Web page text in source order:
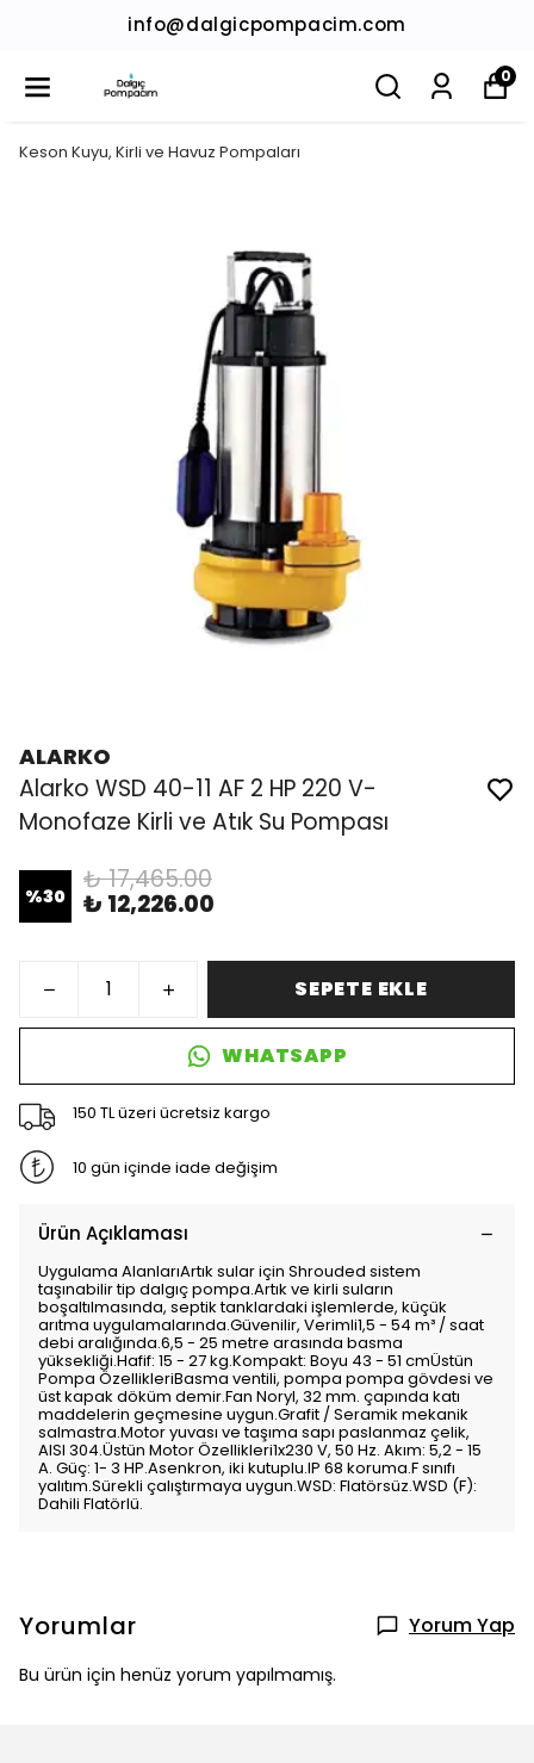
info@dalgicpompacim.com
0
Keson Kuyu, Kirli ve Havuz Pompaları
ALARKO
Alarko WSD 40-11 AF 2 HP 220 V-
Monofaze Kirli ve Atık Su Pompası
%30
₺ 17,465.00
₺ 12,226.00
SEPETE EKLE
WHATSAPP
150 TL üzeri ücretsiz kargo
10 gün içinde iade değişim
Ürün Açıklaması
Uygulama AlanlarıArtık sular için Shrouded sistem
taşınabilir tip dalgıç pompa.Artık ve kirli suların
boşaltılmasında, septik tanklardaki işlemlerde, küçük
arıtma uygulamalarında.Güvenilir, Verimli1,5 - 54 m³ / saat
debi aralığında.6,5 - 25 metre arasında basma
yüksekliği.Hafif: 15 - 27 kg.Kompakt: Boyu 43 - 51 cmÜstün
Pompa ÖzellikleriBasma ventili, pompa pompa gövdesi ve
üst kapak döküm demir.Fan Noryl, 32 mm. çapında katı
maddelerin geçmesine uygun.Grafit / Seramik mekanik
salmastra.Motor yuvası ve taşıma sapı paslanmaz çelik,
AISI 304.Üstün Motor Özellikleri1x230 V, 50 Hz. Akım: 5,2 - 15
A. Güç: 1- 3 HP.Asenkron, iki kutuplu.IP 68 koruma.F sınıfı
yalıtım.Sürekli çalıştırmaya uygun.WSD: Flatörsüz.WSD (F):
Dahili Flatörlü.
Yorumlar Yorum Yap
Bu ürün için henüz yorum yapılmamış.